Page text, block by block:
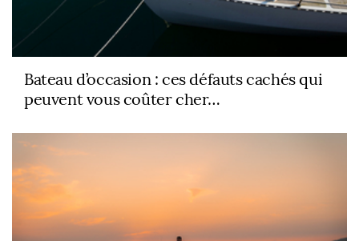
Bateau d’occasion : ces défauts cachés qui
peuvent vous coûter cher…